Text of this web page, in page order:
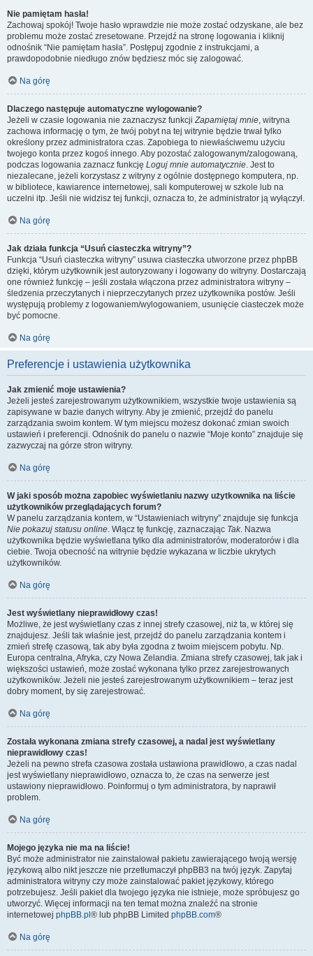
Nie pamiętam hasła!
Zachowaj spokój! Twoje hasło wprawdzie nie może zostać odzyskane, ale bez
problemu może zostać zresetowane. Przejdź na stronę logowania i kliknij
odnośnik “Nie pamiętam hasła”. Postępuj zgodnie z instrukcjami, a
prawdopodobnie niedługo znów będziesz móc się zalogować.
Na górę
Dlaczego następuje automatyczne wylogowanie?
Jeżeli w czasie logowania nie zaznaczysz funkcjiZapamiętaj mnie, witryna
zachowa informację o tym, że twój pobyt na tej witrynie będzie trwał tylko
określony przez administratora czas. Zapobiega to niewłaściwemu użyciu
twojego konta przez kogoś innego. Aby pozostać zalogowanym/zalogowaną,
podczas logowania zaznacz funkcję Loguj mnie automatycznie. Jest to
niezalecane, jeżeli korzystasz z witryny z ogólnie dostępnego komputera, np.
w bibliotece, kawiarence internetowej, sali komputerowej w szkole lub na
uczelni itp. Jeśli nie widzisz tej funkcji, oznacza to, że administrator ją wyłączył.
Na górę
Jak działa funkcja “Usuń ciasteczka witryny”?
Funkcja “Usuń ciasteczka witryny” usuwa ciasteczka utworzone przez phpBB
dzięki, którym użytkownik jest autoryzowany i logowany do witryny. Dostarczają
one również funkcję – jeśli została włączona przez administratora witryny –
śledzenia przeczytanych i nieprzeczytanych przez użytkownika postów. Jeśli
występują problemy z logowaniem/wylogowaniem, usunięcie ciasteczek może
być pomocne.
Na górę
Preferencje i ustawienia użytkownika
Jak zmienić moje ustawienia?
Jeżeli jesteś zarejestrowanym użytkownikiem, wszystkie twoje ustawienia są
zapisywane w bazie danych witryny. Aby je zmienić, przejdź do panelu
zarządzania swoim kontem. W tym miejscu możesz dokonać zmian swoich
ustawień i preferencji. Odnośnik do panelu o nazwie “Moje konto” znajduje się
zazwyczaj na górze stron witryny.
Na górę
W jaki sposób można zapobiec wyświetlaniu nazwy użytkownika na liście
użytkowników przeglądających forum?
W panelu zarządzania kontem, w “Ustawieniach witryny” znajduje się funkcja
Nie pokazuj statusu online. Włącz tę funkcję, zaznaczając Tak. Nazwa
użytkownika będzie wyświetlana tylko dla administratorów, moderatorów i dla
ciebie. Twoja obecność na witrynie będzie wykazana w liczbie ukrytych
użytkowników.
Na górę
Jest wyświetlany nieprawidłowy czas!
Możliwe, że jest wyświetlany czas z innej strefy czasowej, niż ta, w której się
znajdujesz. Jeśli tak właśnie jest, przejdź do panelu zarządzania kontem i
zmień strefę czasową, tak aby była zgodna z twoim miejscem pobytu. Np.
Europa centralna, Afryka, czy Nowa Zelandia. Zmiana strefy czasowej, tak jak i
większości ustawień, może zostać wykonana tylko przez zarejestrowanych
użytkowników. Jeżeli nie jesteś zarejestrowanym użytkownikiem – teraz jest
dobry moment, by się zarejestrować.
Na górę
Została wykonana zmiana strefy czasowej, a nadal jest wyświetlany
nieprawidłowy czas!
Jeżeli na pewno strefa czasowa została ustawiona prawidłowo, a czas nadal
jest wyświetlany nieprawidłowo, oznacza to, że czas na serwerze jest
ustawiony nieprawidłowo. Poinformuj o tym administratora, by naprawił
problem.
Na górę
Mojego języka nie ma na liście!
Być może administrator nie zainstalował pakietu zawierającego twoją wersję
językową albo nikt jeszcze nie przetłumaczył phpBB3 na twój język. Zapytaj
administratora witryny czy może zainstalować pakiet językowy, którego
potrzebujesz. Jeśli pakiet dla twojego języka nie istnieje, może spróbujesz go
utworzyć. Więcej informacji na ten temat można znaleźć na stronie
internetowej phpBB.pl ® lub phpBB Limited phpBB.com®
Na górę